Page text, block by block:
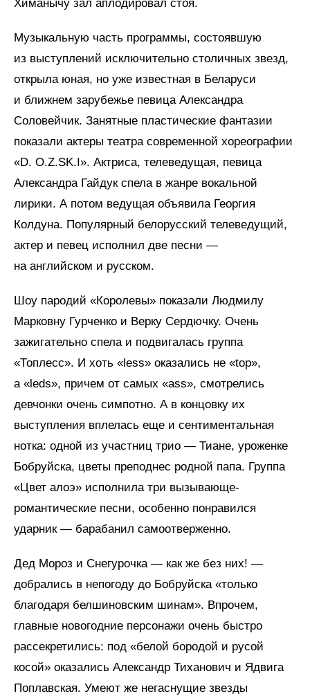
Химанычу зал аплодировал стоя.
Музыкальную часть программы, состоявшую
из выступлений исключительно столичных звезд,
открыла юная, но уже известная в Беларуси
и ближнем зарубежье певица Александра
Соловейчик. Занятные пластические фантазии
показали актеры театра современной хореографии
«D. O.Z.SK.I». Актриса, телеведущая, певица
Александра Гайдук спела в жанре вокальной
лирики. А потом ведущая объявила Георгия
Колдуна. Популярный белорусский телеведущий,
актер и певец исполнил две песни —
на английском и русском.
Шоу пародий «Королевы» показали Людмилу
Марковну Гурченко и Верку Сердючку. Очень
зажигательно спела и подвигалась группа
«Топлесс». И хоть «less» оказались не «top»,
а «leds», причем от самых «ass», смотрелись
девчонки очень симпотно. А в концовку их
выступления вплелась еще и сентиментальная
нотка: одной из участниц трио — Тиане, уроженке
Бобруйска, цветы преподнес родной папа. Группа
«Цвет алоэ» исполнила три вызывающе-
романтические песни, особенно понравился
ударник — барабанил самоотверженно.
Дед Мороз и Снегурочка — как же без них! —
добрались в непогоду до Бобруйска «только
благодаря белшиновским шинам». Впрочем,
главные новогодние персонажи очень быстро
рассекретились: под «белой бородой и русой
косой» оказались Александр Тиханович и Ядвига
Поплавская. Умеют же негаснущие звезды